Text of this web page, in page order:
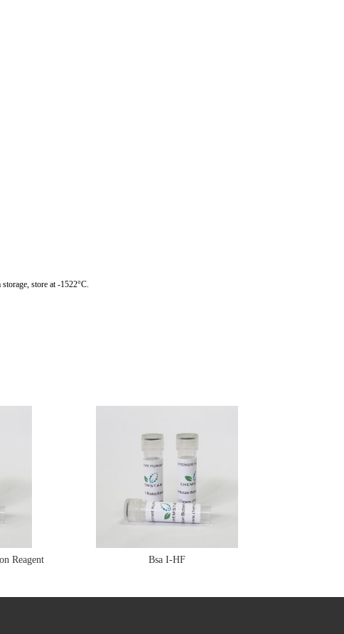
store at -1522°C.
Reagent Bsa I-HF